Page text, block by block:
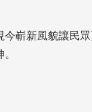
嶄新風貌讓民